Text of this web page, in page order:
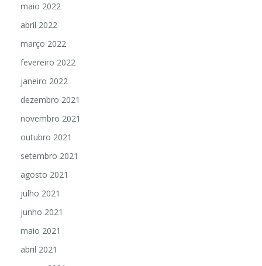
maio 2022
abril 2022
março 2022
fevereiro 2022
janeiro 2022
dezembro 2021
novembro 2021
outubro 2021
setembro 2021
agosto 2021
julho 2021
junho 2021
maio 2021
abril 2021